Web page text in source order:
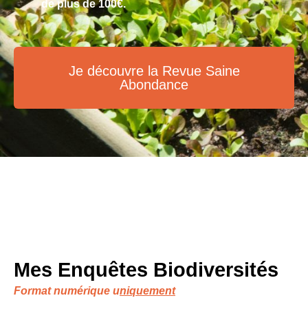
de plus de 100€.
Je découvre la Revue Saine
Abondance
Mes Enquêtes Biodiversités
Format numérique uniquement